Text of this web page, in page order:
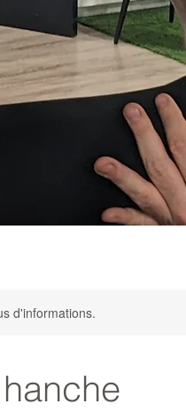
d'informations.